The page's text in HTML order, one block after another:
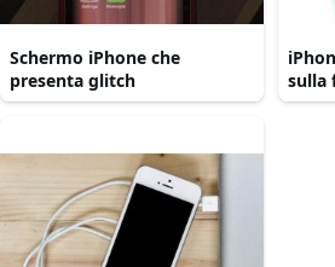
Schermo iPhone che
presenta glitch
sulla